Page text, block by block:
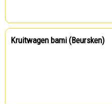
Kruitwagen bami (Beursken)